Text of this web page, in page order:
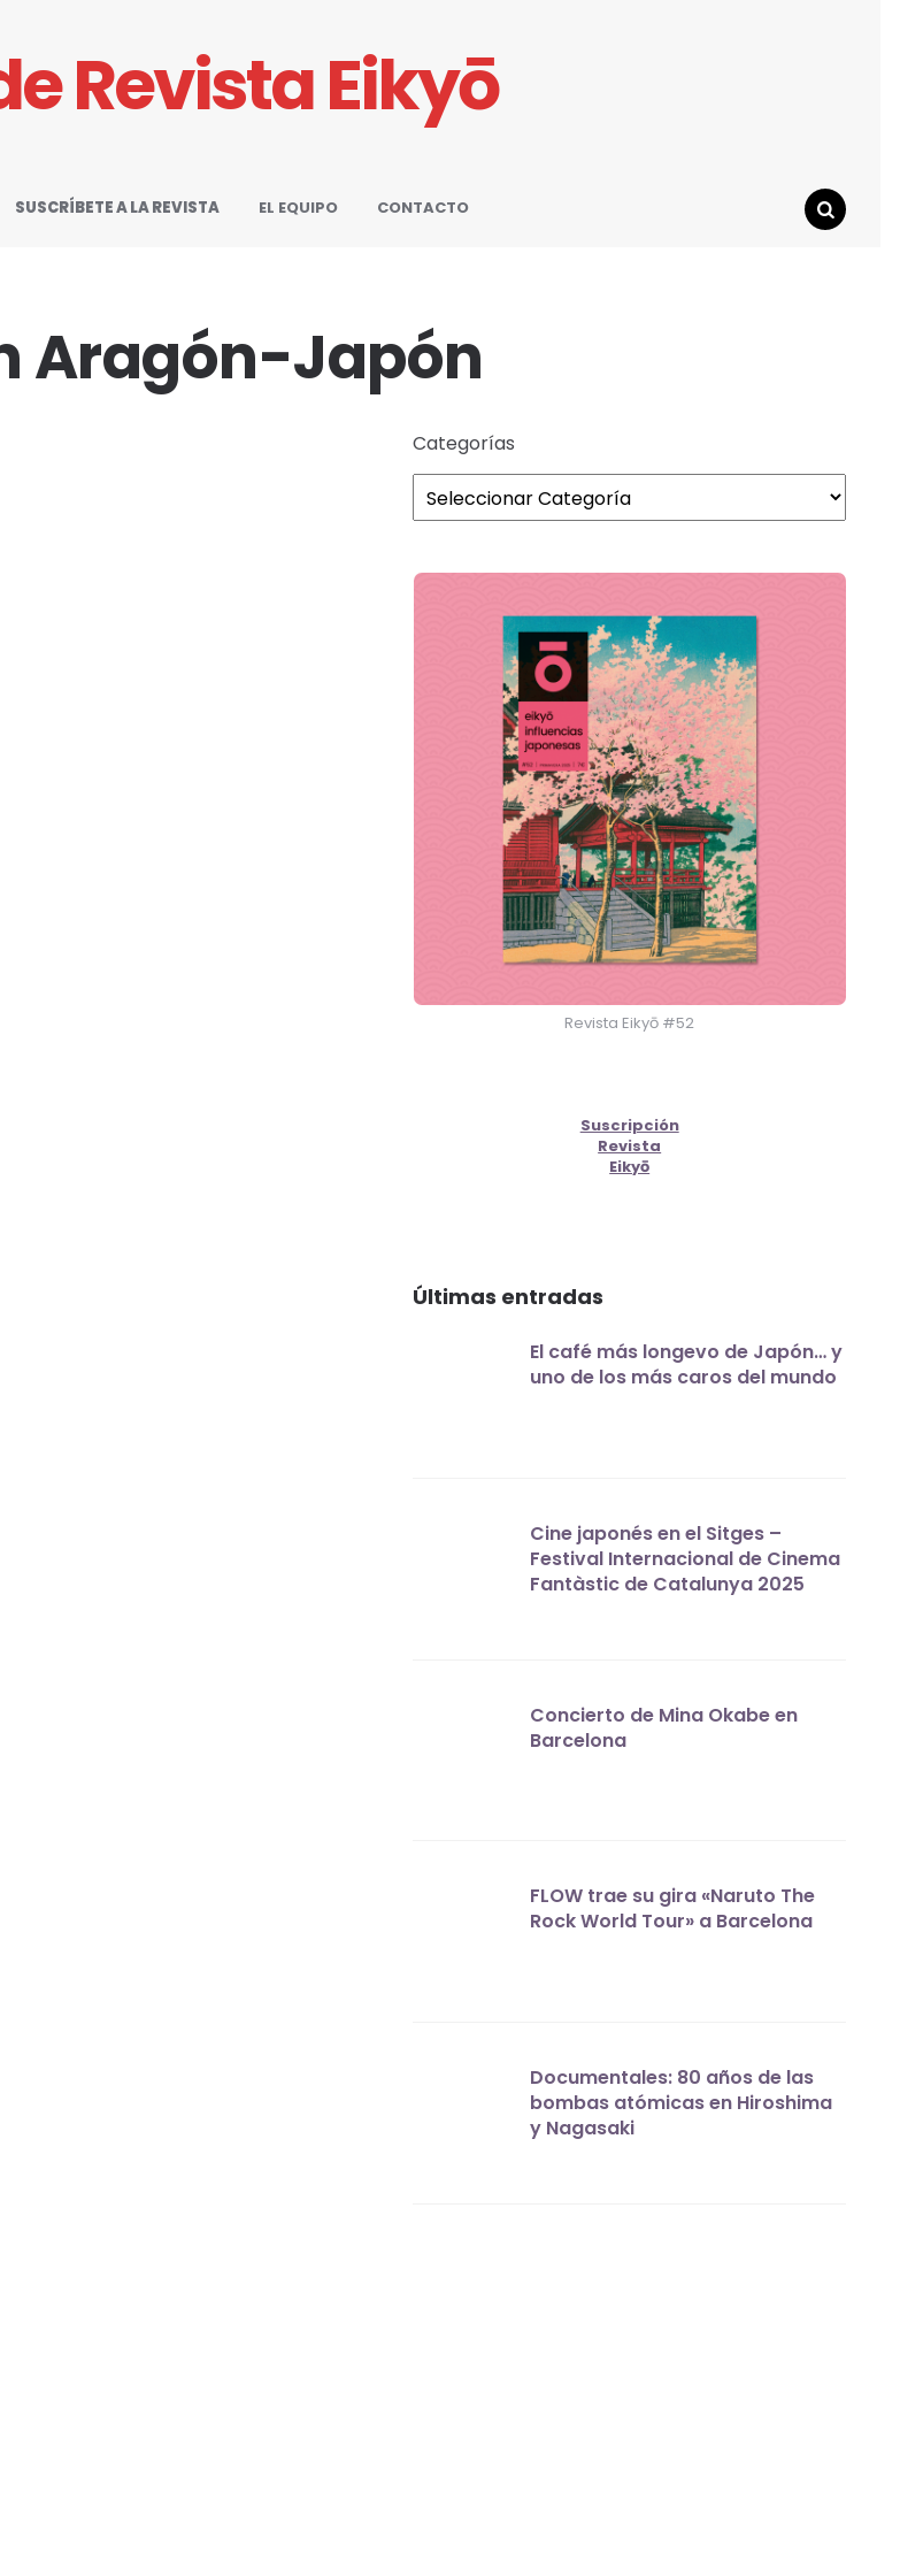
Revista Eikyō
SUSCRÍBETE A LA REVISTA EL EQUIPO
CONTACTO
Aragón-Japón
Categorías
Revista Eikyō #52
Suscripción
Revista
Eikyō
Últimas entradas
El café más longevo de Japón… y
uno de los más caros del mundo
Cine japonés en el Sitges –
Festival Internacional de Cinema
Fantàstic de Catalunya 2025
Concierto de Mina Okabe en
Barcelona
FLOW trae su gira «Naruto The
Rock World Tour» a Barcelona
Documentales: 80 años de las
bombas atómicas en Hiroshima
y Nagasaki